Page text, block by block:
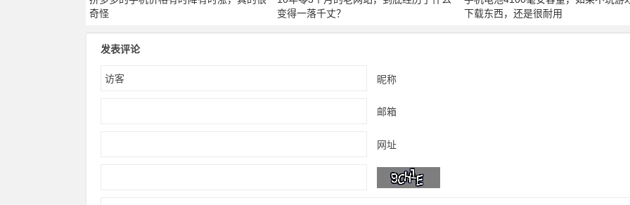
奇怪
变得一落千丈？
下载东西，还是很耐用
发表评论
昵称
邮箱
网址